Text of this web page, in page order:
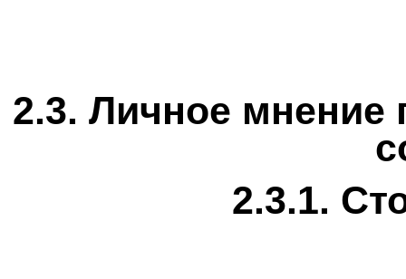
2.3. Личное мнение
2.3.1.